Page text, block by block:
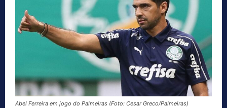
Abel Ferreira em jogo do Palmeiras (Foto: Cesar Greco/Palmeiras)